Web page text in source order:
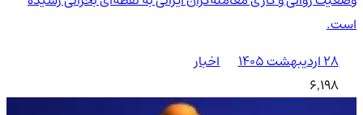
است.
۲۸ اردیبهشت ۱۴۰۵
اخبار
6,198